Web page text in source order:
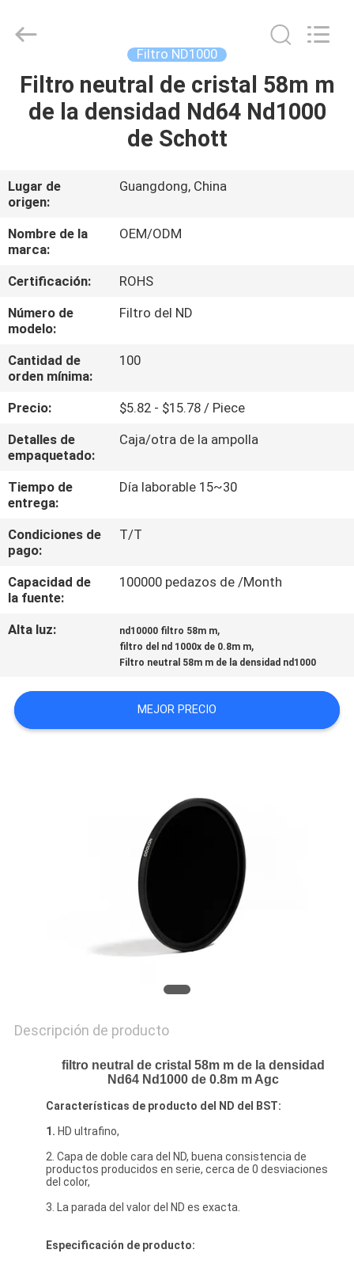
HOGAR
PRODUCTOS
SOBRE
NOSOTROS
VIAJE
DE
LA
DE
CALIDAD
ÉNTRENOS
EN
CONTACTO
CON
PIDA
MAPA
Shadow
Technology
Rights
Reserved.
Filtro ND1000
Filtro neutral de cristal 58m m
de la densidad Nd64 Nd1000
de Schott
Lugar de
origen:
Guangdong, China
Nombre de la
marca:
OEM/ODM
Certificación:
ROHS
Número de
modelo:
Filtro del ND
Cantidad de
orden mínima:
100
Precio:
$5.82 - $15.78 / Piece
Detalles de
empaquetado:
Caja/otra de la ampolla
Tiempo de
entrega:
Día laborable 15~30
Condiciones de
pago:
T/T
Capacidad de
la fuente:
100000 pedazos de /Month
Alta luz: nd10000 filtro 58m m,
filtro del nd 1000x de 0.8m m,
Filtro neutral 58m m de la densidad nd1000
MEJOR PRECIO
Descripción de producto
filtro neutral de cristal 58m m de la densidad
Nd64 Nd1000 de 0.8m m Agc
Características de producto del ND del BST:
1. HD ultrafino,
2. Capa de doble cara del ND, buena consistencia de
productos producidos en serie, cerca de 0 desviaciones
del color,
3. La parada del valor del ND es exacta.
Especificación de producto: